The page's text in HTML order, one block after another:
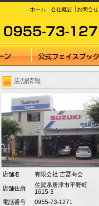
ホーム 会社概要 お問合せ
店舗情報
店舗名 有限会社 吉冨商会
店舗住所
佐賀県唐津市平野町
1615-3
電話番号
0955-73-1271